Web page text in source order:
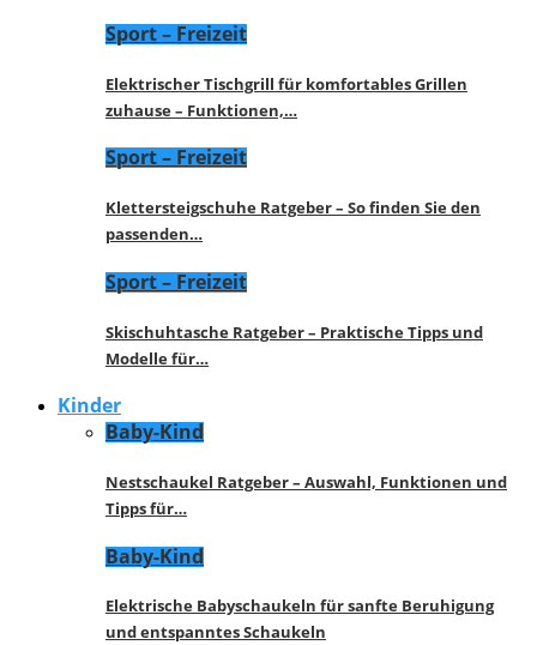
Sport – Freizeit
Elektrischer Tischgrill für komfortables Grillen
zuhause – Funktionen,…
Sport – Freizeit
Klettersteigschuhe Ratgeber – So finden Sie den
passenden…
Sport – Freizeit
Skischuhtasche Ratgeber – Praktische Tipps und
Modelle für…
Kinder
Baby-Kind
Nestschaukel Ratgeber – Auswahl, Funktionen und
Tipps für…
Baby-Kind
Elektrische Babyschaukeln für sanfte Beruhigung
und entspanntes Schaukeln